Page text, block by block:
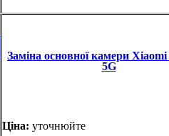
Заміна основної камери
5G
Ціна: уточнюйте